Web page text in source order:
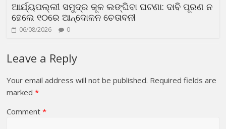
ଆର୍ଯ୍ୟପଲ୍ଲୀ ସମୁଦ୍ର କୂଳ ଲଙ୍ଘିବା ଘଟଣା: ଦାବି ପୂରଣ ନ
ହେଲେ ୧୦ରେ ଆନ୍ଦୋଳନ ଚେତାବନୀ
06/08/2026 0
Leave a Reply
Your email address will not be published. Required fields are
marked*
Comment*